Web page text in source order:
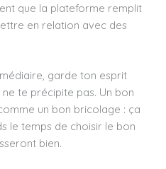
que la plateforme remplit
en relation avec des
garde ton esprit
te précipite pas. Un bon
un bon bricolage : ça
le temps de choisir le bon
bien.